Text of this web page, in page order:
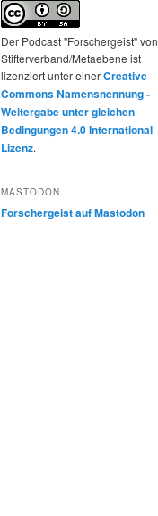
Der Podcast "Forschergeist" von
Stifterverband/Metaebene ist
lizenziert unter einerCreative
Commons Namensnennung -
Weitergabe unter gleichen
Bedingungen 4.0 International
Lizenz.
MASTODON
Forschergeist auf Mastodon